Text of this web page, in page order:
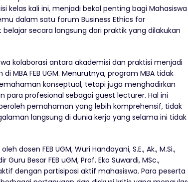
kelas kali ini, menjadi bekal penting bagi Mahasiswa
dalam satu forum Business Ethics for
secara langsung dari praktik yang dilakukan
kolaborasi antara akademisi dan praktisi menjadi
MBA FEB UGM. Menurutnya, program MBA tidak
konseptual, tetapi juga menghadirkan
para profesional sebagai guest lecturer. Hal ini
pemahaman yang lebih komprehensif, tidak
langsung di dunia kerja yang selama ini tidak
dosen FEB UGM, Wuri Handayani, S.E., Ak., M.Si.,
Guru Besar FEB uGM, Prof. Eko Suwardi, MSc.,
dengan partisipasi aktif mahasiswa. Para peserta